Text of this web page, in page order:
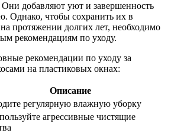
Они добавляют уют и завершенность
Однако, чтобы сохранить их в
протяжении долгих лет, необходимо
рекомендациям по уходу.
рекомендации по уходу за
на пластиковых окнах:
Описание
регулярную влажную уборку
агрессивные чистящие